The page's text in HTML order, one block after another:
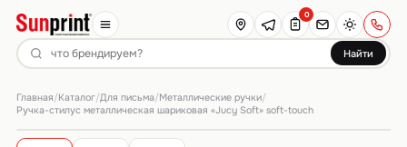
Найти
0
Главная/Каталог/Для письма/Металлические ручки/
Ручка-стилус металлическая шариковая «Jucy Soft» soft-touch